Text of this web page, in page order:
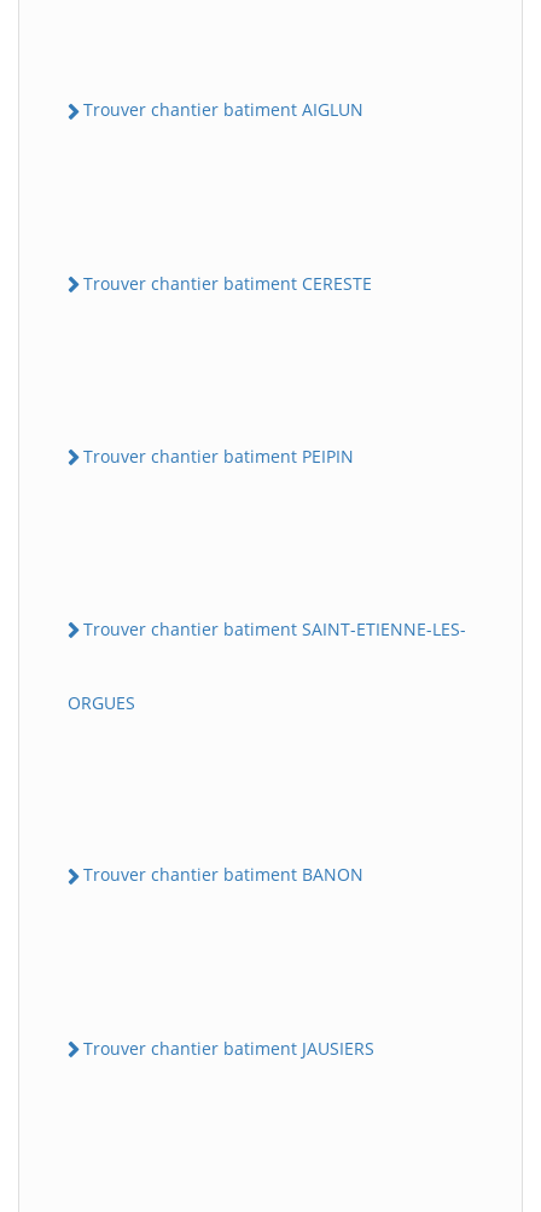
Trouver chantier batiment AIGLUN
Trouver chantier batiment CERESTE
Trouver chantier batiment PEIPIN
Trouver chantier batiment SAINT-ETIENNE-LES-
ORGUES
Trouver chantier batiment BANON
Trouver chantier batiment JAUSIERS